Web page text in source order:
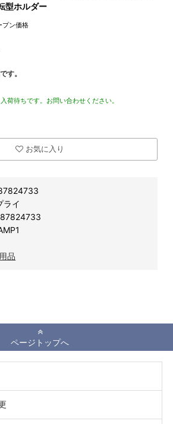
型ホルダー
プン価格
す。
荷待ちです。お問い合わせください。
お気に入り
ライ
品
ページトップへ